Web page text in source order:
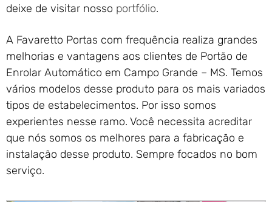
deixe de visitar nosso portfólio.
A Favaretto Portas com frequência realiza grandes
melhorias e vantagens aos clientes de Portão de
Enrolar Automático em Campo Grande – MS. Temos
vários modelos desse produto para os mais variados
tipos de estabelecimentos. Por isso somos
experientes nesse ramo. Você necessita acreditar
que nós somos os melhores para a fabricação e
instalação desse produto. Sempre focados no bom
serviço.